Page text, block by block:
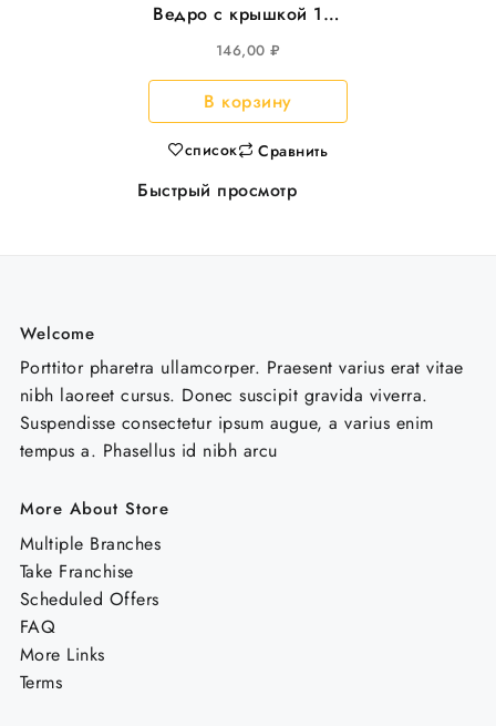
Ведро с крышкой 11л
круглое прозрачное,
d=300, 20шт/уп
146,00 ₽
В корзину
список Сравнить
Быстрый просмотр
Welcome
Porttitor pharetra ullamcorper. Praesent varius erat vitae
nibh laoreet cursus. Donec suscipit gravida viverra.
Suspendisse consectetur ipsum augue, a varius enim
tempus a. Phasellus id nibh arcu
More About Store
Multiple Branches
Take Franchise
Scheduled Offers
FAQ
More Links
Terms